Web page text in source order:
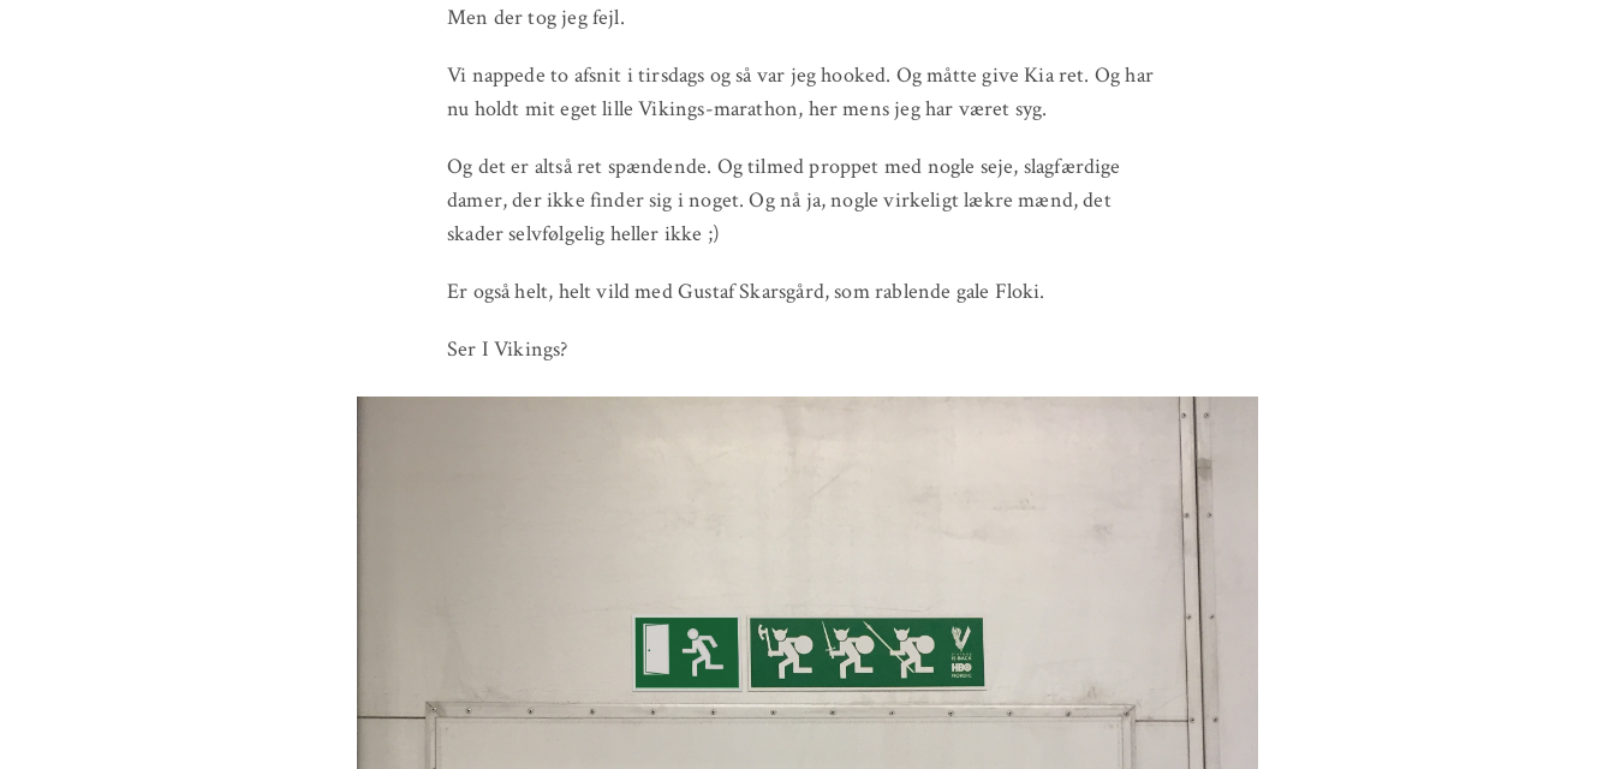
Men der tog jeg fejl.
Vi nappede to afsnit i tirsdags og så var jeg hooked. Og måtte give Kia ret. Og har
nu holdt mit eget lille Vikings-marathon, her mens jeg har været syg.
Og det er altså ret spændende. Og tilmed proppet med nogle seje, slagfærdige
damer, der ikke finder sig i noget. Og nå ja, nogle virkeligt lækre mænd, det
skader selvfølgelig heller ikke ;)
Er også helt, helt vild med Gustaf Skarsgård, som rablende gale Floki.
Ser I Vikings?